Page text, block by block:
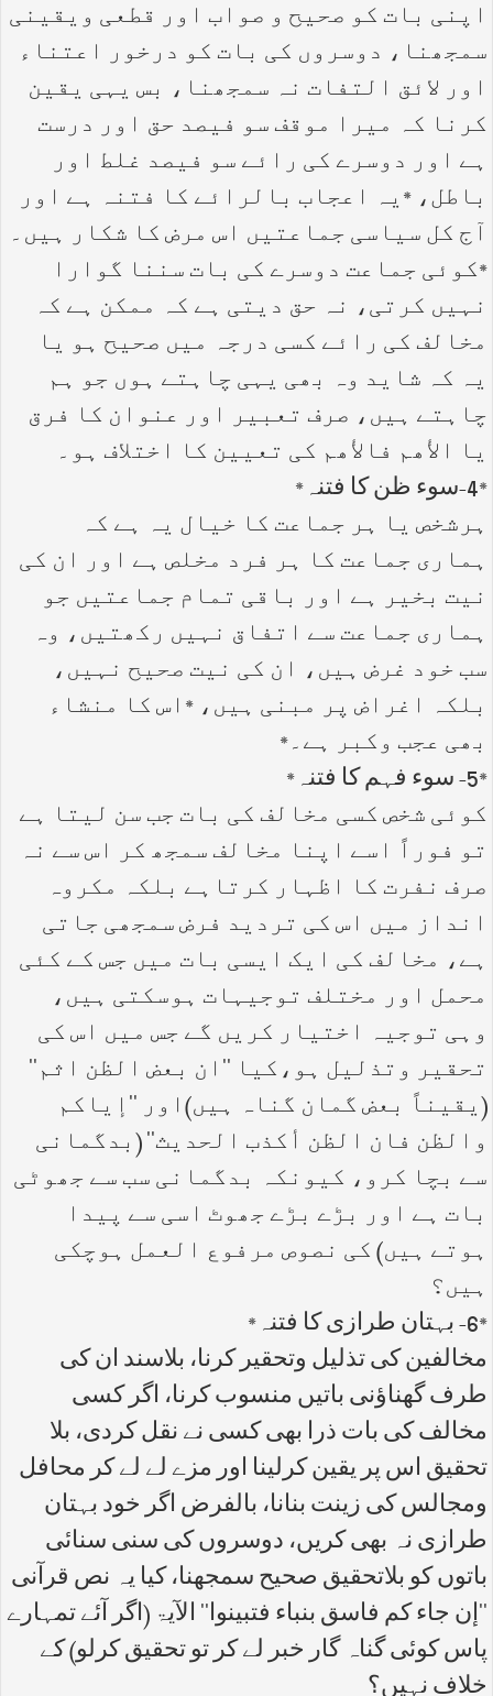
اپنی بات کو صحیح و صواب اور قطعی ویقینی
سمجھنا، دوسروں کی بات کو درخور اعتناء
اور لائق التفات نہ سمجھنا، بس یہی یقین
کرنا کہ میرا موقف سو فیصد حق اور درست
ہے اور دوسرے کی رائے سو فیصد غلط اور
باطل، *یہ اعجاب بالرائے کا فتنہ ہے اور
آج کل سیاسی جماعتیں اس مرض کا شکار ہیں۔
*کوئی جماعت دوسرے کی بات سننا گوارا
نہیں کرتی، نہ حق دیتی ہے کہ ممکن ہے کہ
مخالف کی رائے کسی درجہ میں صحیح ہو یا
یہ کہ شاید وہ بھی یہی چاہتے ہوں جو ہم
چاہتے ہیں، صرف تعبیر اور عنوان کا فرق
یا الأھم فالأھم کی تعیین کا اختلاف ہو۔
*4-سوء ظن کا فتنہ*
ہرشخص یا ہر جماعت کا خیال یہ ہے کہ
ہماری جماعت کا ہر فرد مخلص ہے اور ان کی
نیت بخیر ہے اور باقی تمام جماعتیں جو
ہماری جماعت سے اتفاق نہیں رکھتیں، وہ
سب خود غرض ہیں، ان کی نیت صحیح نہیں،
بلکہ اغراض پر مبنی ہیں، *اس کا منشاء
بھی عجب وکبر ہے۔*
*5- سوء فہم کا فتنہ*
کوئی شخص کسی مخالف کی بات جب سن لیتا ہے
تو فوراً اسے اپنا مخالف سمجھ کر اس سے نہ
صرف نفرت کا اظہار کرتاہے بلکہ مکروہ
انداز میں اس کی تردید فرض سمجھی جاتی
ہے، مخالف کی ایک ایسی بات میں جس کے کئی
محمل اور مختلف توجیہات ہوسکتی ہیں،
وہی توجیہ اختیار کریں گے جس میں اس کی
تحقیر وتذلیل ہو،کیا ''ان بعض الظن اثم''
(یقیناً بعض گمان گناہ ہیں)اور ''إیاکم
والظن فان الظن أکذب الحدیث'' (بدگمانی
سے بچا کرو، کیونکہ بدگمانی سب سے جھوٹی
بات ہے اور بڑے بڑے جھوٹ اسی سے پیدا
ہوتے ہیں) کی نصوص مرفوع العمل ہوچکی
ہیں؟
*6- بہتان طرازی کا فتنہ*
مخالفین کی تذلیل وتحقیر کرنا، بلاسند ان کی
طرف گھناؤنی باتیں منسوب کرنا، اگر کسی
مخالف کی بات ذرا بھی کسی نے نقل کردی، بلا
تحقیق اس پر یقین کرلینا اور مزے لے لے کر محافل
ومجالس کی زینت بنانا، بالفرض اگر خود بہتان
طرازی نہ بھی کریں، دوسروں کی سنی سنائی
باتوں کو بلاتحقیق صحیح سمجھنا، کیا یہ نص قرآنی
''إن جاء کم فاسق بنباء فتبینوا'' الآیۃ (اگر آئے تمہارے
پاس کوئی گناہ گار خبر لے کر تو تحقیق کرلو) کے
خلاف نہیں؟